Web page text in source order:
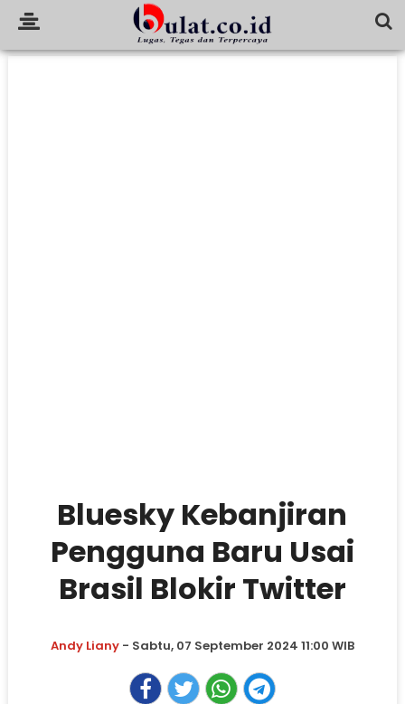
Bluesky Kebanjiran
Pengguna Baru Usai
Brasil Blokir Twitter
Andy Liany- Sabtu, 07 September 2024 11:00 WIB